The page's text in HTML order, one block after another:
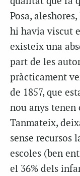
Posa,
hi havia viscut
existeix una
part de les
pràcticament
de 1857, que
nou anys tenen
Tanmateix,
sense recursos
escoles (ben
el 36% dels